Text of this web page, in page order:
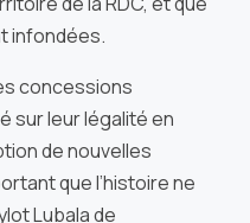
infondées.
concessions
sur leur légalité en
de nouvelles
que l’histoire ne
Lubala de